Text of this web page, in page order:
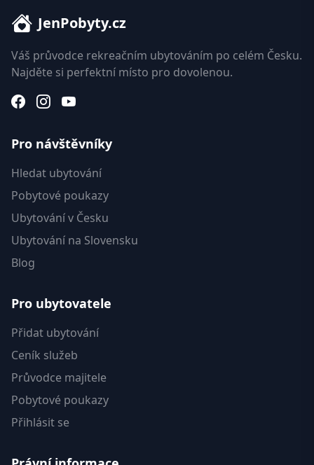
JenPobyty.cz
Váš průvodce rekreačním ubytováním po celém Česku.
Najděte si perfektní místo pro dovolenou.
Pro návštěvníky
Hledat ubytování
Pobytové poukazy
Ubytování v Česku
Ubytování na Slovensku
Blog
Pro ubytovatele
Přidat ubytování
Ceník služeb
Průvodce majitele
Pobytové poukazy
Přihlásit se